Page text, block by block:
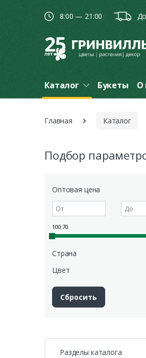
8:00 — 21:00
Каталог Букеты О
Главная Каталог
Подбор
Оптовая цена
100.70
Страна
Цвет
Разделы каталога